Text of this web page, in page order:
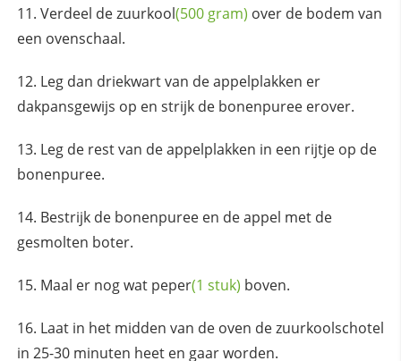
Verdeel dezuurkool(500 gram) over de bodem van
een ovenschaal.
Leg dan driekwart van de appelplakken er
dakpansgewijs op en strijk de bonenpuree erover.
Leg de rest van de appelplakken in een rijtje op de
bonenpuree.
Bestrijk de bonenpuree en de appel met de
gesmolten boter.
Maal er nog wat peper(1 stuk) boven.
Laat in het midden van de oven de zuurkoolschotel
in 25-30 minuten heet en gaar worden.